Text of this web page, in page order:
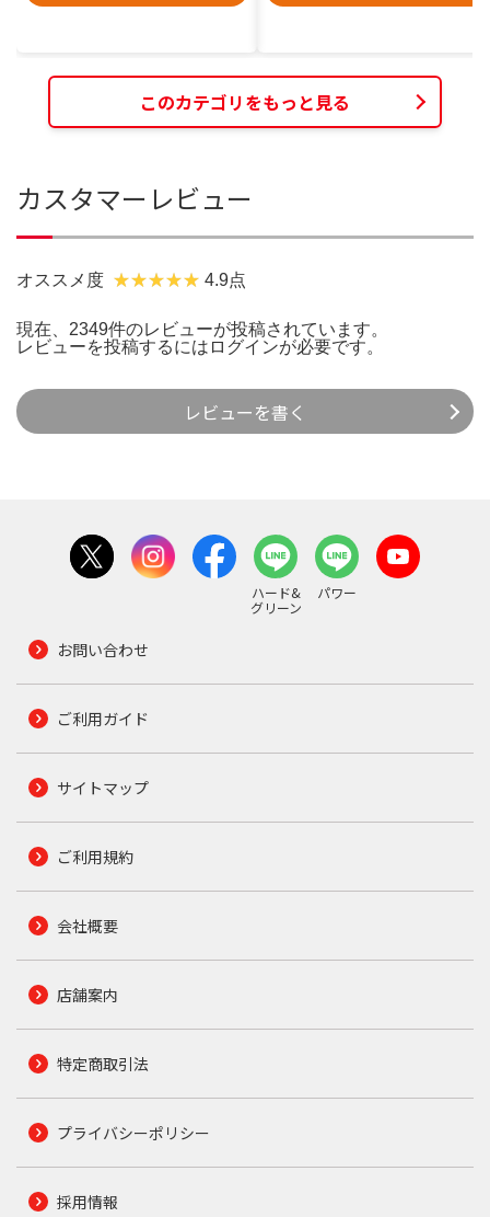
このカテゴリをもっと見る
カスタマーレビュー
オススメ度 4.9点
現在、2349件のレビューが投稿されています。
レビューを投稿するには ログインが必要です。
レビューを書く
ハード&
グリーン
パワー
お問い合わせ
ご利用ガイド
サイトマップ
ご利用規約
会社概要
店舗案内
特定商取引法
プライバシーポリシー
採用情報